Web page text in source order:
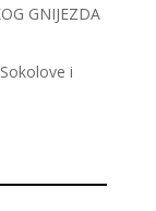
GNIJEZDA
i